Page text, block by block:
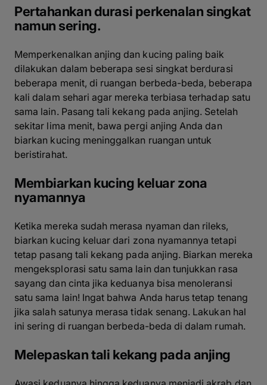
Pertahankan durasi perkenalan singkat
namun sering.
Memperkenalkan anjing dan kucing paling baik
dilakukan dalam beberapa sesi singkat berdurasi
beberapa menit, di ruangan berbeda-beda, beberapa
kali dalam sehari agar mereka terbiasa terhadap satu
sama lain. Pasang tali kekang pada anjing. Setelah
sekitar lima menit, bawa pergi anjing Anda dan
biarkan kucing meninggalkan ruangan untuk
beristirahat.
Membiarkan kucing keluar zona
nyamannya
Ketika mereka sudah merasa nyaman dan rileks,
biarkan kucing keluar dari zona nyamannya tetapi
tetap pasang tali kekang pada anjing. Biarkan mereka
mengeksplorasi satu sama lain dan tunjukkan rasa
sayang dan cinta jika keduanya bisa menoleransi
satu sama lain! Ingat bahwa Anda harus tetap tenang
jika salah satunya merasa tidak senang. Lakukan hal
ini sering di ruangan berbeda-beda di dalam rumah.
Melepaskan tali kekang pada anjing